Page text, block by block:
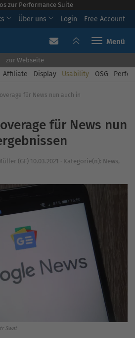
zur Performance Suite
Über uns Login Free Account
Toggle
zur Webseite
Affiliate Display Usability OSG
für News nun auch in
für News nun
(GF) 10.03.2021 · Kategorie(n): News,
Swat